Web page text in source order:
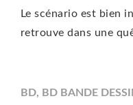
Le scénario est bien
retrouve dans une
BD, BD BANDE